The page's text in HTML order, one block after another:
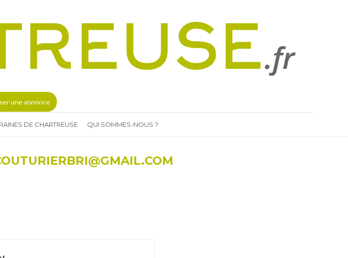
une annonce
DE CHARTREUSE QUI SOMMES-NOUS ?